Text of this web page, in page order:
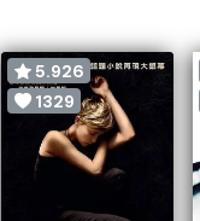
5.926
1329